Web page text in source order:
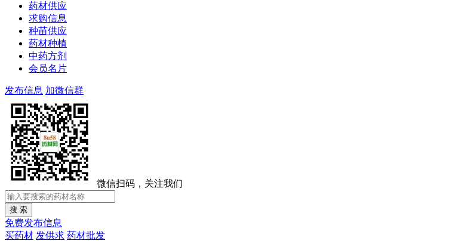
药材供应
求购信息
种苗供应
药材种植
中药方剂
会员名片
发布信息 加微信群
微信扫码，关注我们
免费发布信息
买药材 发供求 药材批发